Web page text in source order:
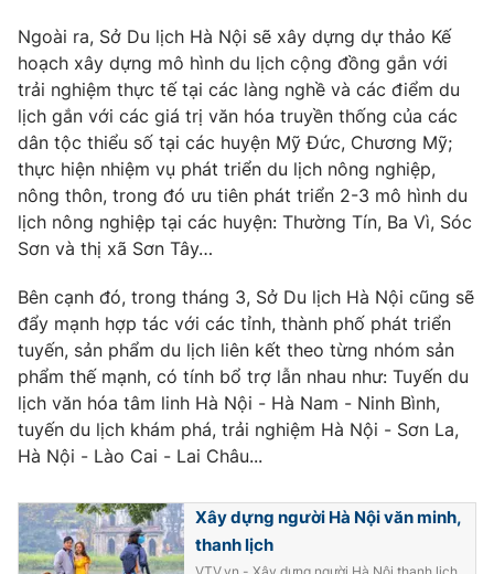
Photo Infographic
Video Shorts video
VTV Money VTV Thể thao
VTV Sức khoẻ
Thị trường 24h Tấm lòng Việt
VTV4 Vươn mình bằng AI
VTV9 VTV8
Liên hệ tòa soạn English
Ngoài ra, Sở Du lịch Hà Nội sẽ xây dựng dự thảo Kế
hoạch xây dựng mô hình du lịch cộng đồng gắn với
trải nghiệm thực tế tại các làng nghề và các điểm du
lịch gắn với các giá trị văn hóa truyền thống của các
dân tộc thiểu số tại các huyện Mỹ Đức, Chương Mỹ;
thực hiện nhiệm vụ phát triển du lịch nông nghiệp,
nông thôn, trong đó ưu tiên phát triển 2-3 mô hình du
lịch nông nghiệp tại các huyện: Thường Tín, Ba Vì, Sóc
Sơn và thị xã Sơn Tây…
Bên cạnh đó, trong tháng 3, Sở Du lịch Hà Nội cũng sẽ
đẩy mạnh hợp tác với các tỉnh, thành phố phát triển
tuyến, sản phẩm du lịch liên kết theo từng nhóm sản
phẩm thế mạnh, có tính bổ trợ lẫn nhau như: Tuyến du
lịch văn hóa tâm linh Hà Nội - Hà Nam - Ninh Bình,
tuyến du lịch khám phá, trải nghiệm Hà Nội - Sơn La,
Hà Nội - Lào Cai - Lai Châu...
Xây dựng người Hà Nội văn minh,
thanh lịch